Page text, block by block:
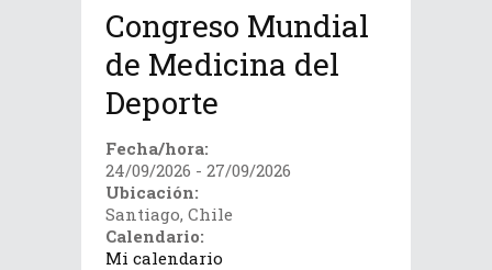
Congreso Mundial
de Medicina del
Deporte
Fecha/hora:
24/09/2026 - 27/09/2026
Ubicación:
Santiago, Chile
Calendario:
Mi calendario